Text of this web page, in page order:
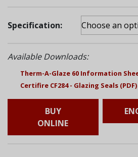
Specification:
Available Downloads:
Therm-A-Glaze 60 Information
Certifire CF284 - Glazing Seals (PDF)
BUY
ONLINE